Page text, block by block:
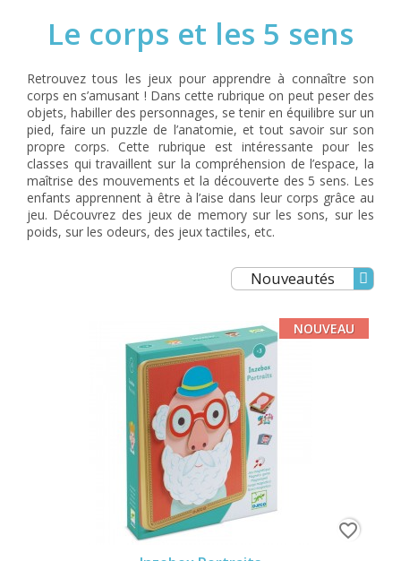
Le corps et les 5 sens
Retrouvez tous les jeux pour apprendre à connaître son
corps en s’amusant ! Dans cette rubrique on peut peser des
objets, habiller des personnages, se tenir en équilibre sur un
pied, faire un puzzle de l’anatomie, et tout savoir sur son
propre corps. Cette rubrique est intéressante pour les
classes qui travaillent sur la compréhension de l’espace, la
maîtrise des mouvements et la découverte des 5 sens. Les
enfants apprennent à être à l’aise dans leur corps grâce au
jeu. Découvrez des jeux de memory sur les sons, sur les
poids, sur les odeurs, des jeux tactiles, etc.
Nouveautés
NOUVEAU
favorite_border